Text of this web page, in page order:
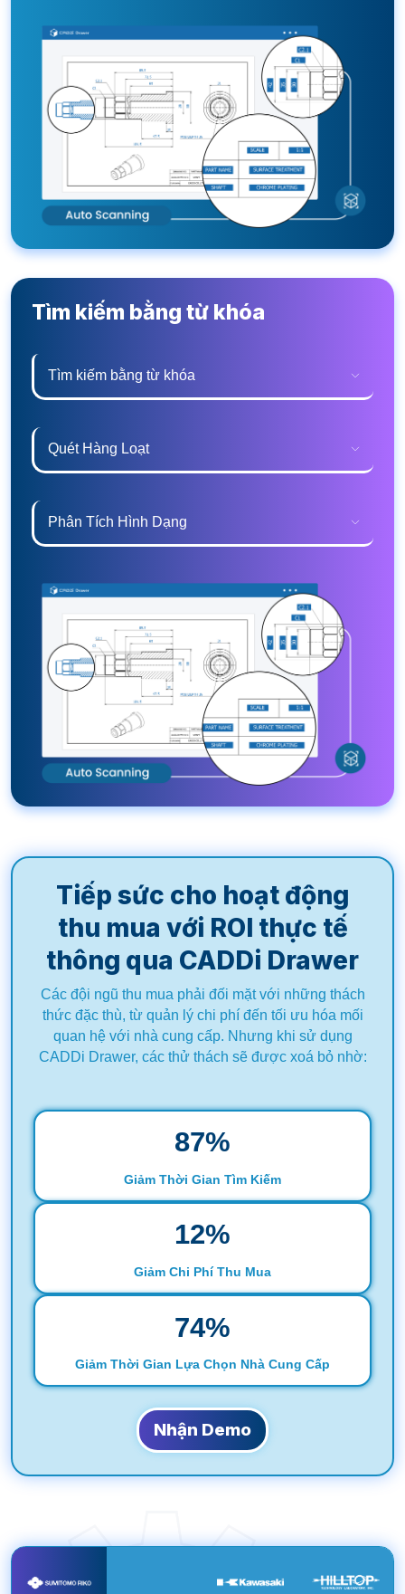
Tìm kiếm bằng từ khóa
Tìm kiếm bằng từ khóa
Quét Hàng Loạt
Phân Tích Hình Dạng
Tiếp sức cho hoạt động
thu mua với ROI thực tế
thông qua CADDi Drawer
Các đội ngũ thu mua phải đối mặt với những thách
thức đặc thù, từ quản lý chi phí đến tối ưu hóa mối
quan hệ với nhà cung cấp. Nhưng khi sử dụng
CADDi Drawer, các thử thách sẽ được xoá bỏ nhờ:
88%
Giảm Thời Gian Tìm Kiếm
12%
Giảm Chi Phí Thu Mua
75%
Giảm Thời Gian Lựa Chọn Nhà Cung Cấp
Nhận Demo